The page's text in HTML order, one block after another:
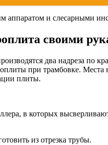
аппаратом и слесарными
своими
два надреза
при трамбовке.
плиты.
в которых
из отрезка трубы.